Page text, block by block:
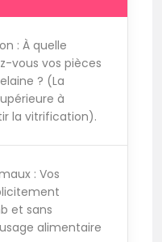
: À quelle
vous vos pièces
? (La
à
la vitrification).
: Vos
et sans
alimentaire